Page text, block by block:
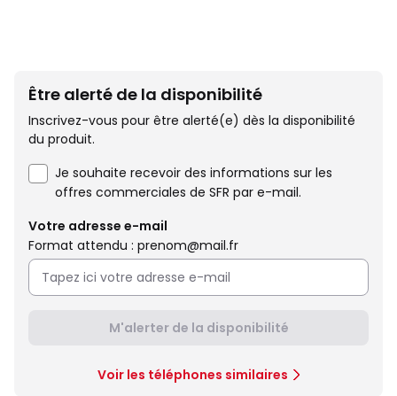
Être alerté de la disponibilité
Inscrivez-vous pour être alerté(e) dès la disponibilité
du produit.
Je souhaite recevoir des informations sur les
offres commerciales de SFR par e-mail.
Votre adresse e-mail
Format attendu : prenom@mail.fr
M'alerter de la disponibilité
Voir les téléphones similaires